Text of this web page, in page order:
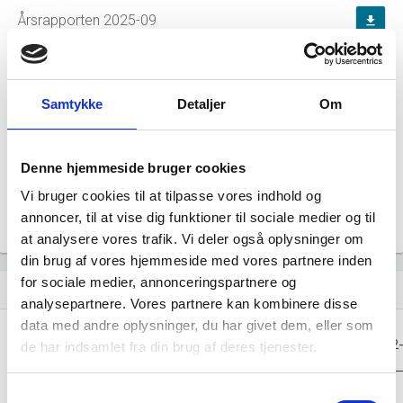
Samtykke Detaljer Om
Denne hjemmeside bruger cookies
Vi bruger cookies til at tilpasse vores indhold og
annoncer, til at vise dig funktioner til sociale medier og til
at analysere vores trafik. Vi deler også oplysninger om
din brug af vores hjemmeside med vores partnere inden
for sociale medier, annonceringspartnere og
analysepartnere. Vores partnere kan kombinere disse
data med andre oplysninger, du har givet dem, eller som
de har indsamlet fra din brug af deres tjenester.
Årsrapporten 2025-09 file_download
Årsrapporten 2024-09 file_download
Årsrapporten 2023-09
Årsrapporten 2022-09
Årsrapporten 2021-09 file_download
assignment Regnskaber
Resultat i 1000
DKK
2025-09 2024-09 2023-09